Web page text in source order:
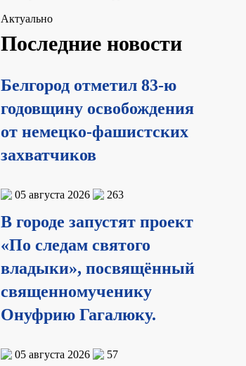
Актуально
Последние новости
Белгород отметил 83-ю
годовщину освобождения
от немецко-фашистских
захватчиков
05 августа 2026 263
В городе запустят проект
«По следам святого
владыки», посвящённый
священномученику
Онуфрию Гагалюку.
05 августа 2026 57